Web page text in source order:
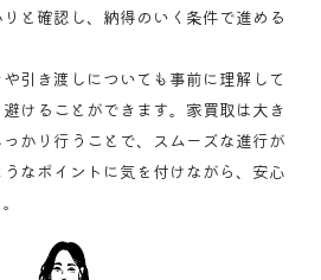
と確認し、納得のいく条件で進める
引き渡しについても事前に理解して
けることができます。家買取は大き
かり行うことで、スムーズな進行が
なポイントに気を付けながら、安心